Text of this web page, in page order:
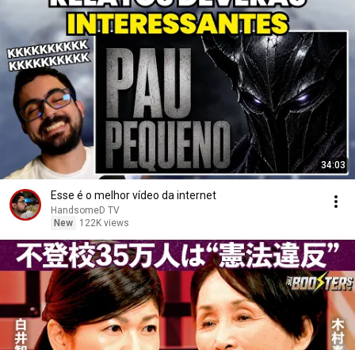
34:03
Esse é o melhor vídeo da internet
HandsomeD TV
New
122K views